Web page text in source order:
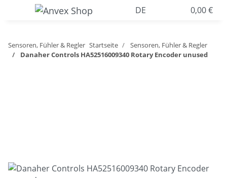
DE 0,00 €
Sensoren, Fühler & Regler Startseite
Sensoren, Fühler & Regler
Danaher Controls HA52516009340 Rotary Encoder unused